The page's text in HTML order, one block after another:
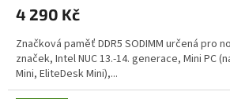
4 290 Kč
Značková paměť DDR5 SODIMM určená pro
značek, Intel NUC 13.-14. generace, Mini PC
Mini, EliteDesk Mini),...